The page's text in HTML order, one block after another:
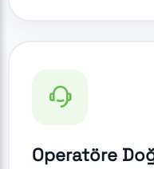
Operatöre